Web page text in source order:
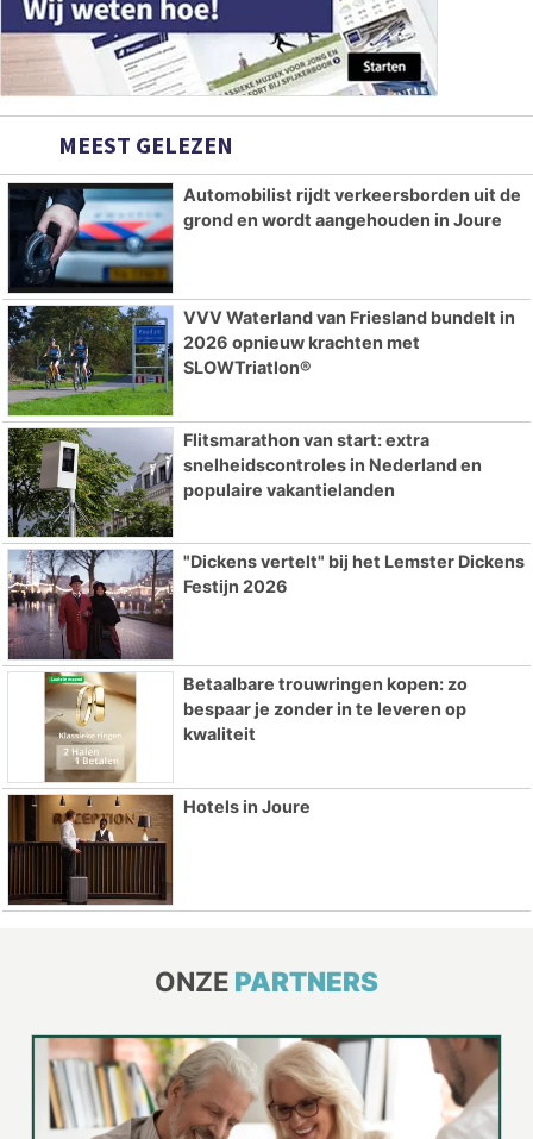
MEEST GELEZEN
Automobilist rijdt verkeersborden uit de
grond en wordt aangehouden in Joure
VVV Waterland van Friesland bundelt in
2026 opnieuw krachten met
SLOWTriatlon®
Flitsmarathon van start: extra
snelheidscontroles in Nederland en
populaire vakantielanden
"Dickens vertelt" bij het Lemster Dickens
Festijn 2026
Betaalbare trouwringen kopen: zo
bespaar je zonder in te leveren op
kwaliteit
Hotels in Joure
ONZE PARTNERS